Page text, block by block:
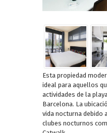
Esta propiedad
ideal para aquellos
actividades de la
Barcelona. La
vida nocturna debido
clubes nocturnos